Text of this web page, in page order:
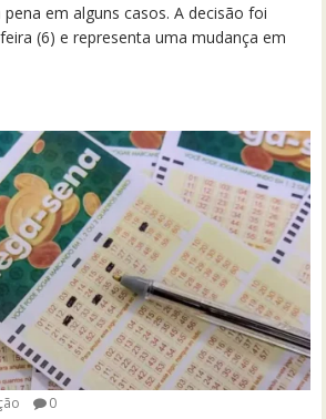
em alguns casos. A decisão foi
(6) e representa uma mudança em
0